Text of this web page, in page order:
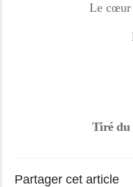
Le cœur
Tiré
Partager cet article